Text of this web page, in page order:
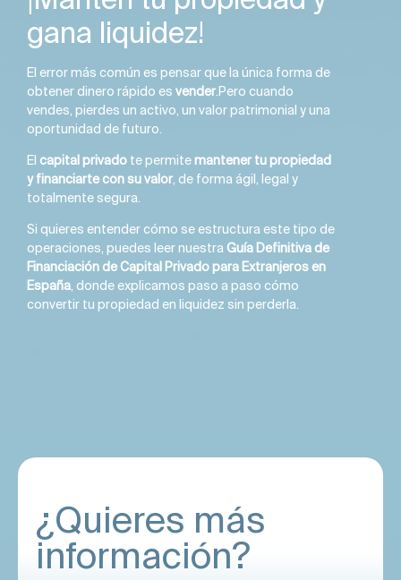
gana liquidez!
El error más común es pensar que la única forma de
obtener dinero rápido es vender .Pero cuando
vendes, pierdes un activo, un valor patrimonial y una
oportunidad de futuro.
El capital privado te permitemantener tu propiedad
y financiarte con su valor , de forma ágil, legal y
totalmente segura.
Si quieres entender cómo se estructura este tipo de
operaciones, puedes leer nuestra Guía Definitiva de
Financiación de Capital Privado para Extranjeros en
España, donde explicamos paso a paso cómo
convertir tu propiedad en liquidez sin perderla.
¿Quieres más
información?